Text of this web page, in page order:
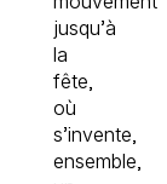
jusqu’à
la
fête,
où
s’invente,
ensemble,